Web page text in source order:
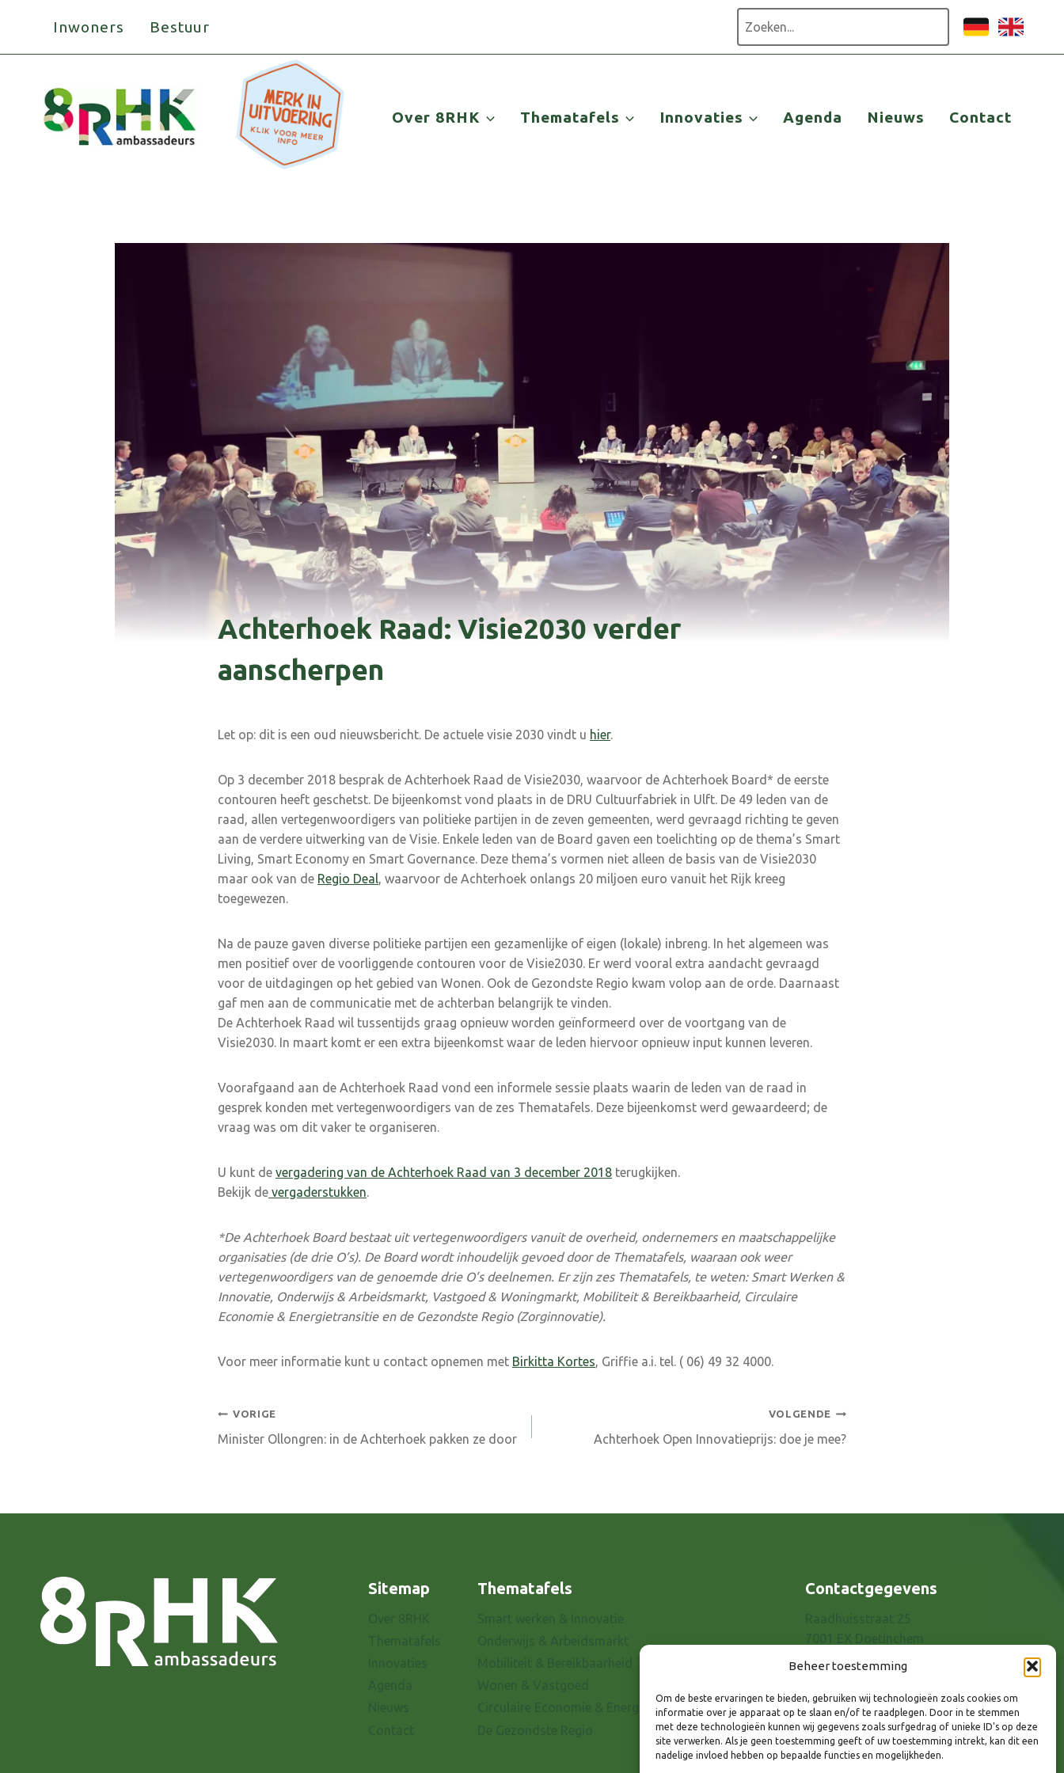
Beheer toestemming
Om de beste ervaringen te bieden, gebruiken wij technologieën zoals cookies om
informatie over je apparaat op te slaan en/of te raadplegen. Door in te stemmen
met deze technologieën kunnen wij gegevens zoals surfgedrag of unieke ID's op deze
site verwerken. Als je geen toestemming geeft of uw toestemming intrekt, kan dit een
nadelige invloed hebben op bepaalde functies en mogelijkheden.
Inwoners Bestuur
Over 8RHK Thematafels Innovaties Agenda Nieuws Contact
Achterhoek Raad: Visie2030 verder
aanscherpen
Let op: dit is een oud nieuwsbericht. De actuele visie 2030 vindt u hier.
Op 3 december 2018 besprak de Achterhoek Raad de Visie2030, waarvoor de Achterhoek Board* de eerste
contouren heeft geschetst. De bijeenkomst vond plaats in de DRU Cultuurfabriek in Ulft. De 49 leden van de
raad, allen vertegenwoordigers van politieke partijen in de zeven gemeenten, werd gevraagd richting te geven
aan de verdere uitwerking van de Visie. Enkele leden van de Board gaven een toelichting op de thema’s Smart
Living, Smart Economy en Smart Governance. Deze thema’s vormen niet alleen de basis van de Visie2030
maar ook van de Regio Deal, waarvoor de Achterhoek onlangs 20 miljoen euro vanuit het Rijk kreeg
toegewezen.
Na de pauze gaven diverse politieke partijen een gezamenlijke of eigen (lokale) inbreng. In het algemeen was
men positief over de voorliggende contouren voor de Visie2030. Er werd vooral extra aandacht gevraagd
voor de uitdagingen op het gebied van Wonen. Ook de Gezondste Regio kwam volop aan de orde. Daarnaast
gaf men aan de communicatie met de achterban belangrijk te vinden.
De Achterhoek Raad wil tussentijds graag opnieuw worden geïnformeerd over de voortgang van de
Visie2030. In maart komt er een extra bijeenkomst waar de leden hiervoor opnieuw input kunnen leveren.
Voorafgaand aan de Achterhoek Raad vond een informele sessie plaats waarin de leden van de raad in
gesprek konden met vertegenwoordigers van de zes Thematafels. Deze bijeenkomst werd gewaardeerd; de
vraag was om dit vaker te organiseren.
U kunt de vergadering van de Achterhoek Raad van 3 december 2018 terugkijken.
Bekijk de vergaderstukken.
*De Achterhoek Board bestaat uit vertegenwoordigers vanuit de overheid, ondernemers en maatschappelijke
organisaties (de drie O’s). De Board wordt inhoudelijk gevoed door de Thematafels, waaraan ook weer
vertegenwoordigers van de genoemde drie O’s deelnemen. Er zijn zes Thematafels, te weten: Smart Werken &
Innovatie, Onderwijs & Arbeidsmarkt, Vastgoed & Woningmarkt, Mobiliteit & Bereikbaarheid, Circulaire
Economie & Energietransitie en de Gezondste Regio (Zorginnovatie).
Voor meer informatie kunt u contact opnemen met Birkitta Kortes, Griffie a.i. tel. ( 06) 49 32 4000.
Bericht
navigatie
VORIGE
Minister Ollongren: in de Achterhoek pakken ze door
VOLGENDE
Achterhoek Open Innovatieprijs: doe je mee?
Sitemap Thematafels
Circulaire Economie & Energietransitie
Contactgegevens
E-mail: info@8rhk.nl
Privacyverklaring
Cookieverklaring
Disclaimer